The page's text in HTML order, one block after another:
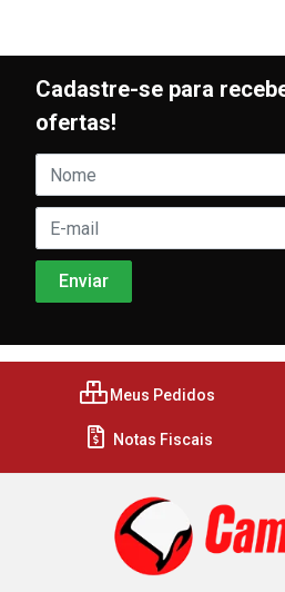
Cadastre-se para
ofertas!
Meus Pedidos
Notas Fiscais